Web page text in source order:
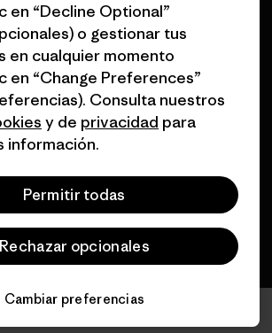
Todos los derechos reservados.
en “Decline Optional”
o gestionar tus
en cualquier momento
en “Change Preferences”
Consulta nuestros
y de privacidad para
información.
Permitir todas
Rechazar opcionales
Cambiar preferencias